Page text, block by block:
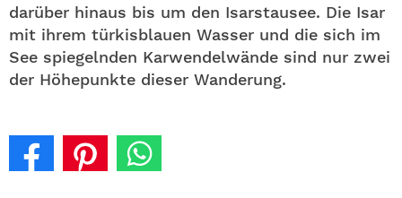
darüber hinaus bis um den Isarstausee. Die Isar
mit ihrem türkisblauen Wasser und die sich im
See spiegelnden Karwendelwände sind nur zwei
der Höhepunkte dieser Wanderung.